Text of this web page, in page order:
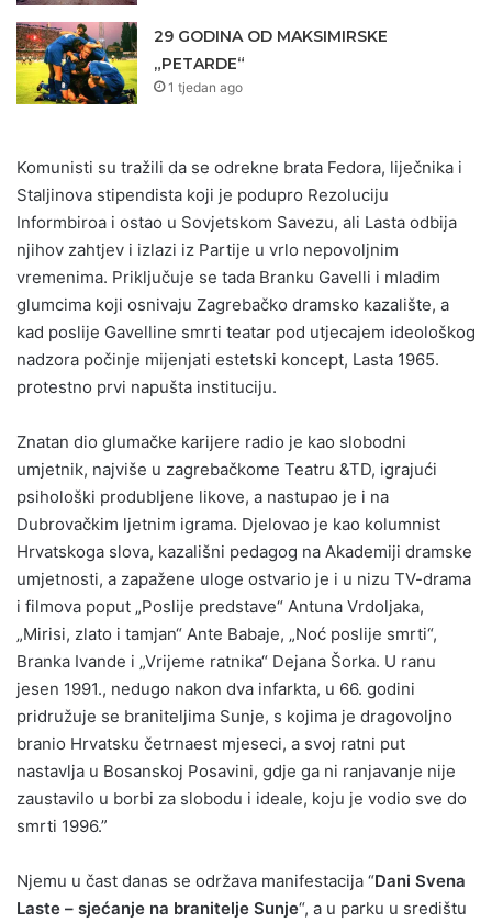
29 GODINA OD MAKSIMIRSKE
„PETARDE“
1 tjedan ago
Komunisti su tražili da se odrekne brata Fedora, liječnika i
Staljinova stipendista koji je podupro Rezoluciju
Informbiroa i ostao u Sovjetskom Savezu, ali Lasta odbija
njihov zahtjev i izlazi iz Partije u vrlo nepovoljnim
vremenima. Priključuje se tada Branku Gavelli i mladim
glumcima koji osnivaju Zagrebačko dramsko kazalište, a
kad poslije Gavelline smrti teatar pod utjecajem ideološkog
nadzora počinje mijenjati estetski koncept, Lasta 1965.
protestno prvi napušta instituciju.
Znatan dio glumačke karijere radio je kao slobodni
umjetnik, najviše u zagrebačkome Teatru &TD, igrajući
psihološki produbljene likove, a nastupao je i na
Dubrovačkim ljetnim igrama. Djelovao je kao kolumnist
Hrvatskoga slova, kazališni pedagog na Akademiji dramske
umjetnosti, a zapažene uloge ostvario je i u nizu TV-drama
i filmova poput „Poslije predstave“ Antuna Vrdoljaka,
„Mirisi, zlato i tamjan“ Ante Babaje, „Noć poslije smrti“,
Branka Ivande i „Vrijeme ratnika“ Dejana Šorka. U ranu
jesen 1991., nedugo nakon dva infarkta, u 66. godini
pridružuje se braniteljima Sunje, s kojima je dragovoljno
branio Hrvatsku četrnaest mjeseci, a svoj ratni put
nastavlja u Bosanskoj Posavini, gdje ga ni ranjavanje nije
zaustavilo u borbi za slobodu i ideale, koju je vodio sve do
smrti 1996.”
Njemu u čast danas se održava manifestacija “Dani Svena
Laste – sjećanje na branitelje Sunje“, a u parku u središtu